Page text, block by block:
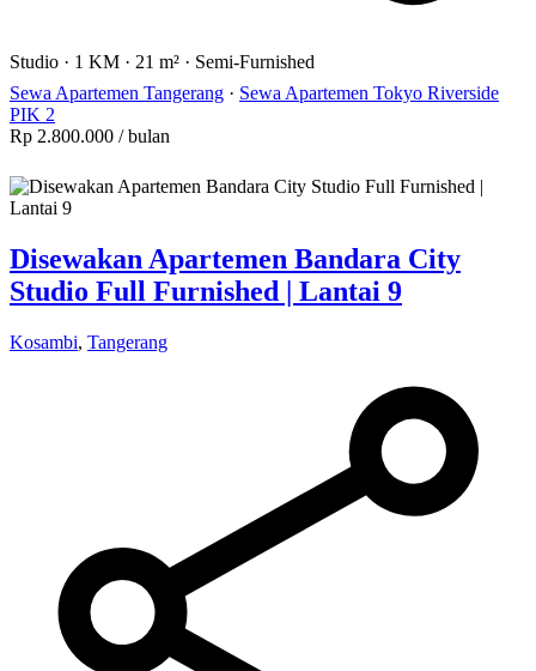
Studio · 1 KM · 21 m² · Semi-Furnished
Sewa Apartemen Tangerang · Sewa Apartemen Tokyo Riverside
PIK 2
Rp 2.800.000 / bulan
Disewakan Apartemen Bandara City
Studio Full Furnished | Lantai 9
Kosambi, Tangerang